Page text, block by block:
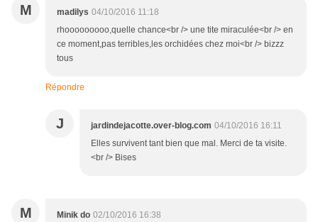
M madilys 04/10/2016 11:18
rhooooooooo,quelle chance<br /> une tite miraculée<br /> en
ce moment,pas terribles,les orchidées chez moi<br /> bizzz
tous
Répondre
J jardindejacotte.over-blog.com 04/10/2016 16:11
Elles survivent tant bien que mal. Merci de ta visite.
<br /> Bises
M Minik do 02/10/2016 16:38